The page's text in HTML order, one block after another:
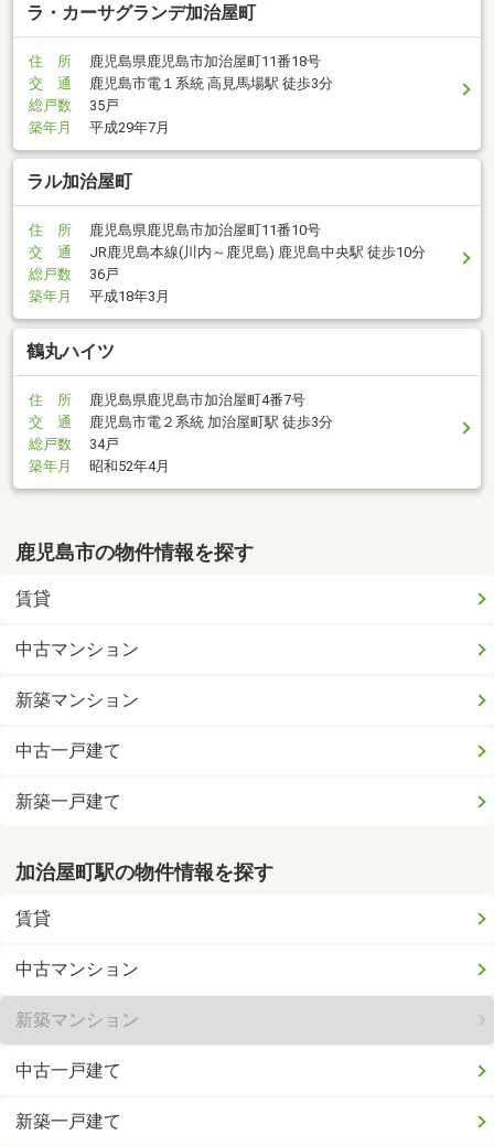
ラ・カーサグランデ加治屋町
住 所
鹿児島県鹿児島市加治屋町11番18号
交 通
鹿児島市電１系統 高見馬場駅 徒歩3分
総戸数
35戸
築年月
平成29年7月
ラル加治屋町
住 所
鹿児島県鹿児島市加治屋町11番10号
交 通
JR鹿児島本線(川内～鹿児島) 鹿児島中央駅 徒歩10分
総戸数
36戸
築年月
平成18年3月
鶴丸ハイツ
住 所
鹿児島県鹿児島市加治屋町4番7号
交 通
鹿児島市電２系統 加治屋町駅 徒歩3分
総戸数
34戸
築年月
昭和52年4月
鹿児島市の物件情報を探す
賃貸
中古マンション
新築マンション
中古一戸建て
新築一戸建て
加治屋町駅の物件情報を探す
賃貸
中古マンション
新築マンション
中古一戸建て
新築一戸建て